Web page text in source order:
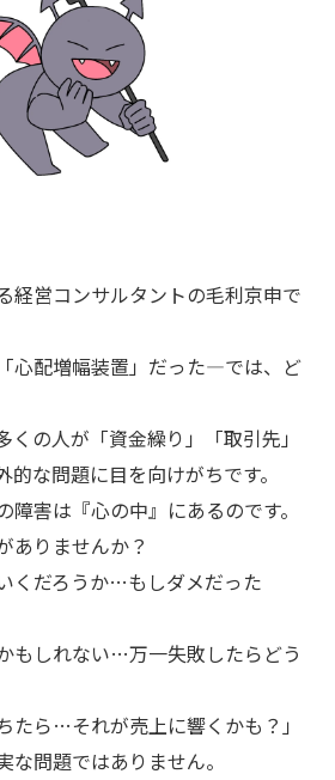
経営コンサルタントの毛利京申で
心配増幅装置」だった—では、ど
の人が「資金繰り」「取引先」
的な問題に目を向けがちです。
害は『心の中』にあるのです。
ありませんか？
くだろうか…もしダメだった
もしれない…万一失敗したらどう
たら…それが売上に響くかも？」
な問題ではありません。